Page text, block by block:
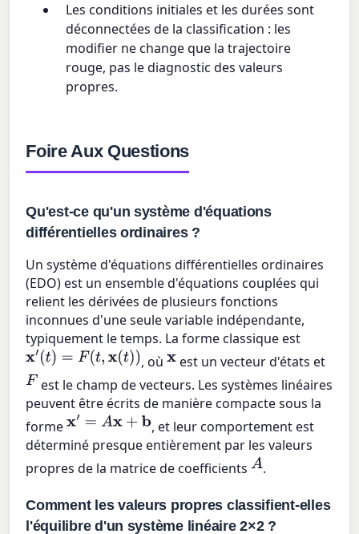
Les conditions initiales et les durées sont
déconnectées de la classification : les
modifier ne change que la trajectoire
rouge, pas le diagnostic des valeurs
propres.
Foire Aux Questions
Qu'est-ce qu'un système d'équations
différentielles ordinaires ?
Un système d'équations différentielles ordinaires
(EDO) est un ensemble d'équations couplées qui
relient les dérivées de plusieurs fonctions
inconnues d'une seule variable indépendante,
typiquement le temps. La forme classique est
x′(t)=F(t, x(t)) , oùx est un vecteur d'états et
F est le champ de vecteurs. Les systèmes linéaires
peuvent être écrits de manière compacte sous la
formex′= Ax +b
, et leur comportement est
déterminé presque entièrement par les valeurs
propres de la matrice de coefficientsA .
Comment les valeurs propres classifient-elles
l'équilibre d'un système linéaire 2×2 ?